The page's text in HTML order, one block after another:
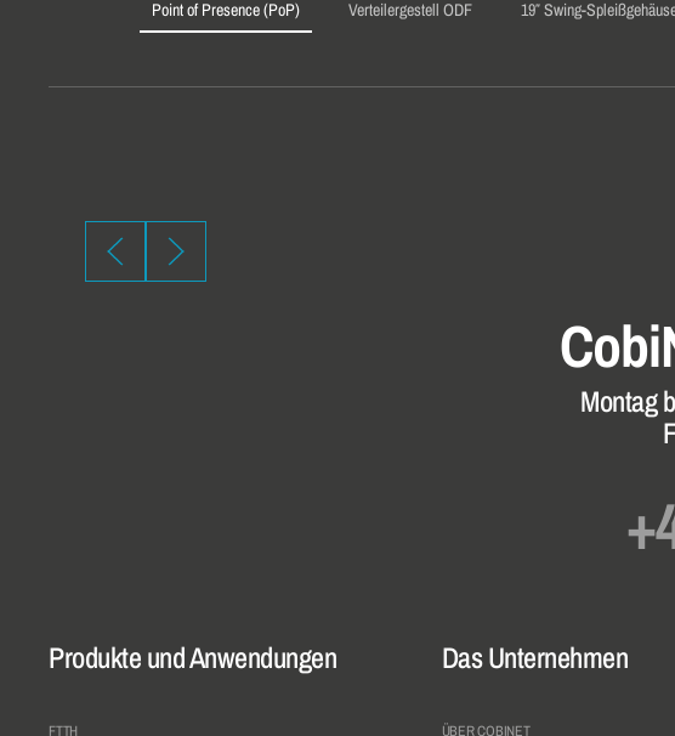
Point of Presence (PoP) Verteilergestell ODF 19″ Swing-
MIT DER DRITTEN
Montag
Produkte und Anwendungen
FTTH
Das Unternehmen
ÜBER COBINET